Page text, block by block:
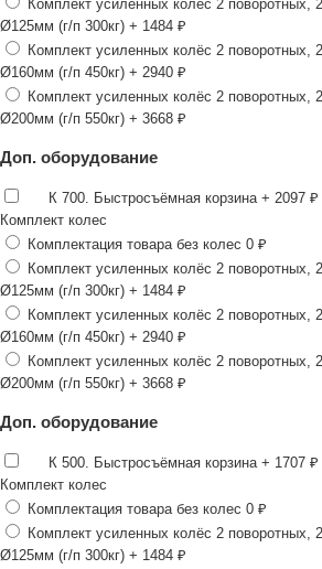
Комплект усиленных колёс 2 поворотных,
Ø125мм (г/п 300кг) + 1484 ₽
Комплект усиленных колёс 2 поворотных,
Ø160мм (г/п 450кг) + 2940 ₽
Комплект усиленных колёс 2 поворотных,
Ø200мм (г/п 550кг) + 3668 ₽
Доп. оборудование
К 700. Быстросъёмная корзина + 2097 ₽
Комплект колес
Комплектация товара без колес 0 ₽
Комплект усиленных колёс 2 поворотных,
Ø125мм (г/п 300кг) + 1484 ₽
Комплект усиленных колёс 2 поворотных,
Ø160мм (г/п 450кг) + 2940 ₽
Комплект усиленных колёс 2 поворотных,
Ø200мм (г/п 550кг) + 3668 ₽
Доп. оборудование
К 500. Быстросъёмная корзина + 1707 ₽
Комплект колес
Комплектация товара без колес 0 ₽
Комплект усиленных колёс 2 поворотных,
Ø125мм (г/п 300кг) + 1484 ₽